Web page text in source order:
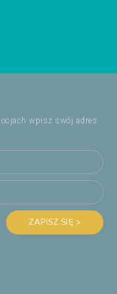
wpisz swój adres
ZAPISZ SIĘ >